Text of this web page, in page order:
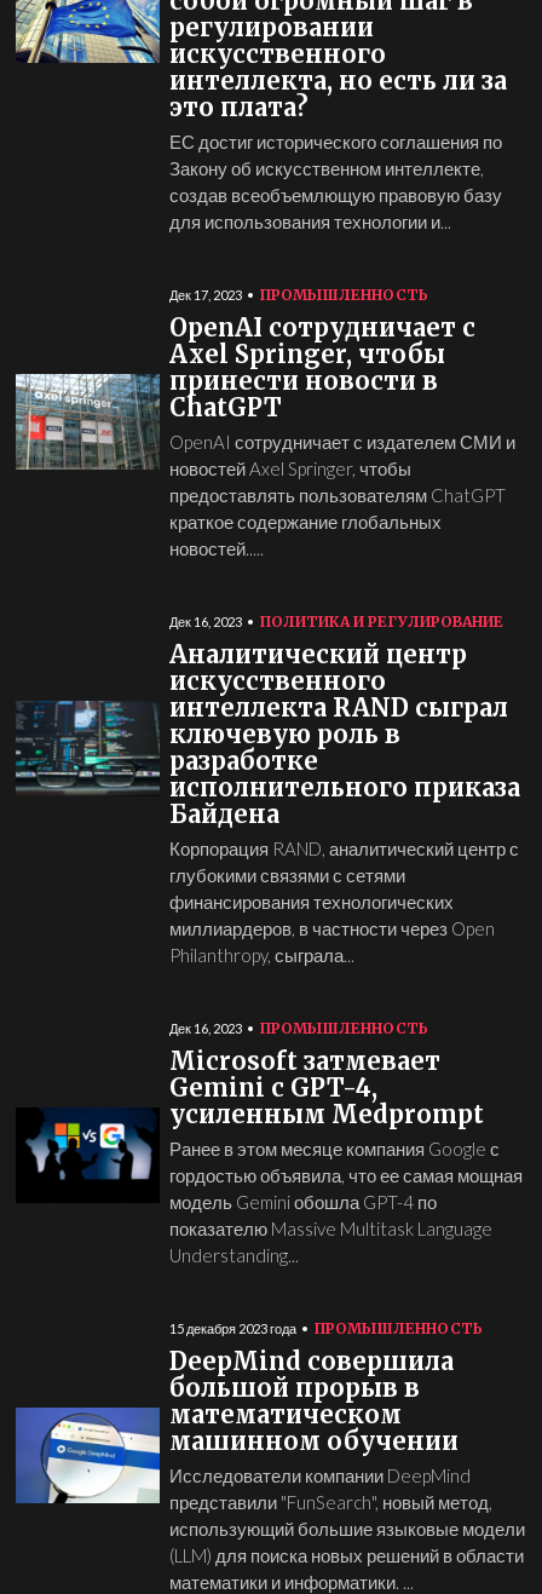
регулировании
искусственного
интеллекта, но есть ли за
это плата?
ЕС достиг исторического соглашения по
Закону об искусственном интеллекте,
создав всеобъемлющую правовую базу
для использования технологии и...
Дек 17, 2023 ПРОМЫШЛЕННОСТЬ
OpenAI сотрудничает с
Axel Springer, чтобы
принести новости в
ChatGPT
OpenAI сотрудничает с издателем СМИ и
новостей Axel Springer, чтобы
предоставлять пользователям ChatGPT
краткое содержание глобальных
новостей.....
Дек 16, 2023 ПОЛИТИКА И РЕГУЛИРОВАНИЕ
Аналитический центр
искусственного
интеллекта RAND сыграл
ключевую роль в
разработке
исполнительного приказа
Байдена
Корпорация RAND, аналитический центр с
глубокими связями с сетями
финансирования технологических
миллиардеров, в частности через Open
Philanthropy, сыграла...
Дек 16, 2023 ПРОМЫШЛЕННОСТЬ
Microsoft затмевает
Gemini с GPT-4,
усиленным Medprompt
Ранее в этом месяце компания Google с
гордостью объявила, что ее самая мощная
модель Gemini обошла GPT-4 по
показателю Massive Multitask Language
Understanding...
15 декабря 2023 года ПРОМЫШЛЕННОСТЬ
DeepMind совершила
большой прорыв в
математическом
машинном обучении
Исследователи компании DeepMind
представили "FunSearch", новый метод,
использующий большие языковые модели
(LLM) для поиска новых решений в области
математики и информатики. ...